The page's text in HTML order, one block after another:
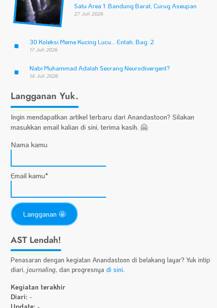
Satu Area 1: Bandung Barat, Curug Aseupan
27 Juli 2026
30 Koleksi Meme Kucing Lucu… Entah, Bag. 2
17 Juli 2026
Nabi Muhammad Adalah Seorang Neurodivergent?
14 Juli 2026
Langganan Yuk.
Ingin mendapatkan artikel terbaru dari Anandastoon? Silakan
masukkan email kalian di sini, terima kasih. 🤗
Nama kamu
Email kamu*
AST Lendah!
Penasaran dengan kegiatan Anandastoon di belakang layar? Yuk intip
diari, journaling, dan progresnyadi sini.
Kegiatan terakhir
Diari:-
Update:-